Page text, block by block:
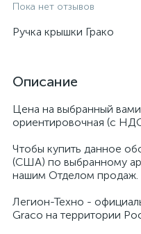
Пока нет отзывов
Ручка крышки Грако
Описание
Цена на выбранный вами
ориентировочная (с
Чтобы купить данное
(США) по выбранному
нашим Отделом продаж.
Легион-Техно -
Graco на территории